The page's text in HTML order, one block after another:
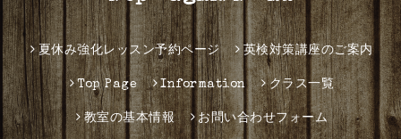
夏休み強化レッスン予約ページ 英検対策講座のご案内
Top Page Information クラス一覧
教室の基本情報 お問い合わせフォーム